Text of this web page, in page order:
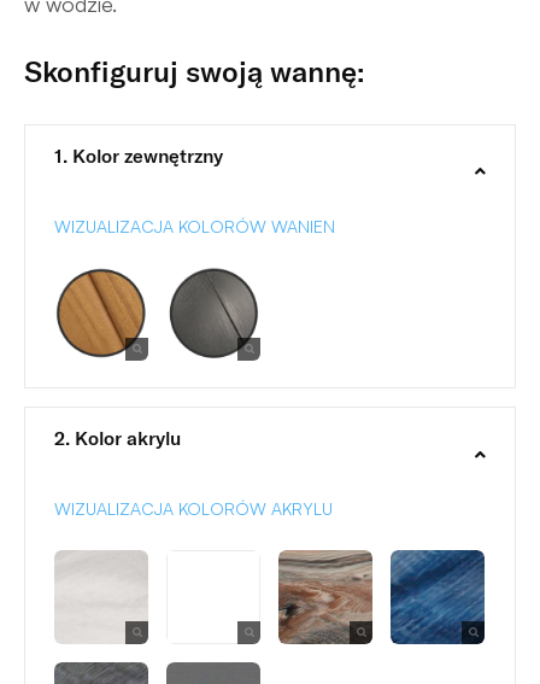
Skonfiguruj swoją wannę:
1. Kolor zewnętrzny
WIZUALIZACJA KOLORÓW WANIEN
2. Kolor akrylu
WIZUALIZACJA KOLORÓW AKRYLU